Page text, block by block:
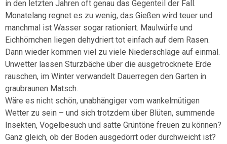
in den letzten Jahren oft genau das Gegenteil der Fall.
Monatelang regnet es zu wenig, das Gießen wird teuer und
manchmal ist Wasser sogar rationiert. Maulwürfe und
Eichhörnchen liegen dehydriert tot einfach auf dem Rasen.
Dann wieder kommen viel zu viele Niederschläge auf einmal.
Unwetter lassen Sturzbäche über die ausgetrocknete Erde
rauschen, im Winter verwandelt Dauerregen den Garten in
graubraunen Matsch.
Wäre es nicht schön, unabhängiger vom wankelmütigen
Wetter zu sein – und sich trotzdem über Blüten, summende
Insekten, Vogelbesuch und satte Grüntöne freuen zu können?
Ganz gleich, ob der Boden ausgedörrt oder durchweicht ist?